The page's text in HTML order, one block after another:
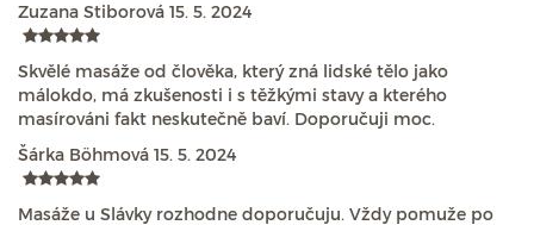
Zuzana Stiborová 15. 5. 2024
Skvělé masáže od člověka, který zná lidské tělo jako
málokdo, má zkušenosti i s těžkými stavy a kterého
masírováni fakt neskutečně baví. Doporučuji moc.
Šárka Böhmová 15. 5. 2024
Masáže u Slávky rozhodne doporučuju. Vždy pomuže po